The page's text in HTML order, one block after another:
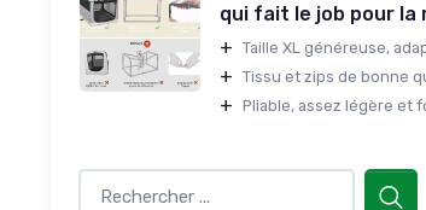
qui fait le job pour la
+ Taille XL généreuse,
+ Tissu et zips de bonne
+ Pliable, assez légère et